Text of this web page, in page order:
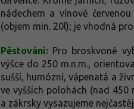
nádechem a vínově
(objem min. 20l); je vhodná
Pěstování: Pro broskvoně
výšce do 250 m.n.m.,
sušší, humózní, vápenatá a
ve vyšších polohách (nad 450
a zákrsky vysazujeme